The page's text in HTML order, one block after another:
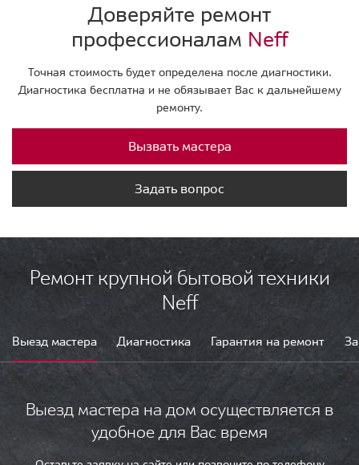
Доверяйте ремонт
профессионалам Neff
Точная стоимость будет определена после диагностики.
Диагностика бесплатна и не обязывает Вас к дальнейшему
ремонту.
Вызвать мастера
Задать вопрос
Ремонт крупной бытовой техники
Neff
Выезд мастера Диагностика Гарантия на ремонт
Выезд мастера на дом осуществляется в
удобное для Вас время